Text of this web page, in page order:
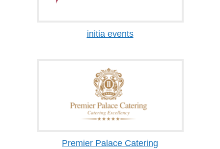
initia events
Premier Palace Catering